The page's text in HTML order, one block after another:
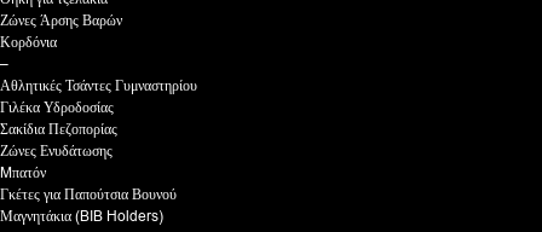
Ζώνες Άρσης Βαρών
Κορδόνια
–
Αθλητικές Τσάντες Γυμναστηρίου
Γιλέκα Υδροδοσίας
Σακίδια Πεζοπορίας
Ζώνες Ενυδάτωσης
Mπατόν
Γκέτες για Παπούτσια Βουνού
Μαγνητάκια (BIB Holders)